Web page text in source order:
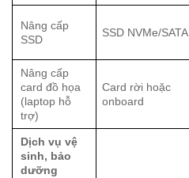
Nâng cấp
SSD
SSD NVMe/SATA
Nâng cấp
card đồ họa
(laptop hỗ
trợ)
Card rời hoặc
onboard
Dịch vụ vệ
sinh, bảo
dưỡng